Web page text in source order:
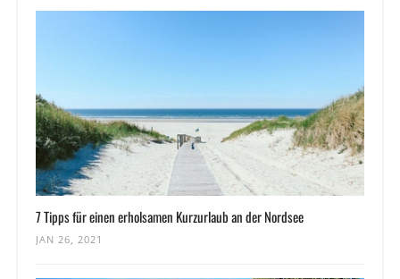
7 Tipps für einen erholsamen Kurzurlaub an der Nordsee
JAN 26, 2021